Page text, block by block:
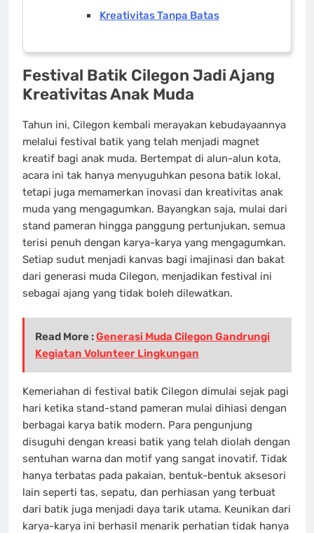
Kreativitas Tanpa Batas
Festival Batik Cilegon Jadi Ajang
Kreativitas Anak Muda
Tahun ini, Cilegon kembali merayakan kebudayaannya
melalui festival batik yang telah menjadi magnet
kreatif bagi anak muda. Bertempat di alun-alun kota,
acara ini tak hanya menyuguhkan pesona batik lokal,
tetapi juga memamerkan inovasi dan kreativitas anak
muda yang mengagumkan. Bayangkan saja, mulai dari
stand pameran hingga panggung pertunjukan, semua
terisi penuh dengan karya-karya yang mengagumkan.
Setiap sudut menjadi kanvas bagi imajinasi dan bakat
dari generasi muda Cilegon, menjadikan festival ini
sebagai ajang yang tidak boleh dilewatkan.
Read More :Generasi Muda Cilegon Gandrungi
Kegiatan Volunteer Lingkungan
Kemeriahan di festival batik Cilegon dimulai sejak pagi
hari ketika stand-stand pameran mulai dihiasi dengan
berbagai karya batik modern. Para pengunjung
disuguhi dengan kreasi batik yang telah diolah dengan
sentuhan warna dan motif yang sangat inovatif. Tidak
hanya terbatas pada pakaian, bentuk-bentuk aksesori
lain seperti tas, sepatu, dan perhiasan yang terbuat
dari batik juga menjadi daya tarik utama. Keunikan dari
karya-karya ini berhasil menarik perhatian tidak hanya